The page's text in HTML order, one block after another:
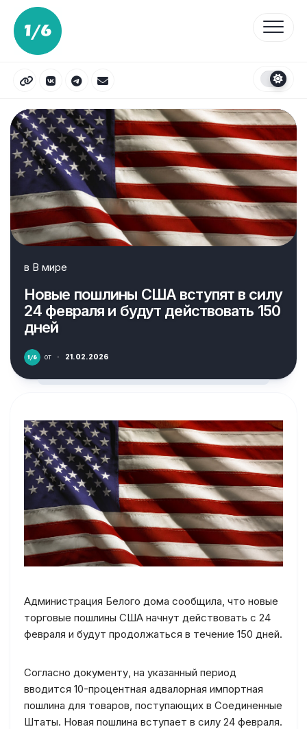
Перейти
содержанию
в В мире
Новые пошлины США вступят в силу
24 февраля и будут действовать 150
дней
от · 21.02.2026
Администрация Белого дома сообщила, что новые
торговые пошлины США начнут действовать с 24
февраля и будут продолжаться в течение 150 дней.
Согласно документу, на указанный период
вводится 10-процентная адвалорная импортная
пошлина для товаров, поступающих в Соединенные
Штаты. Новая пошлина вступает в силу 24 февраля.